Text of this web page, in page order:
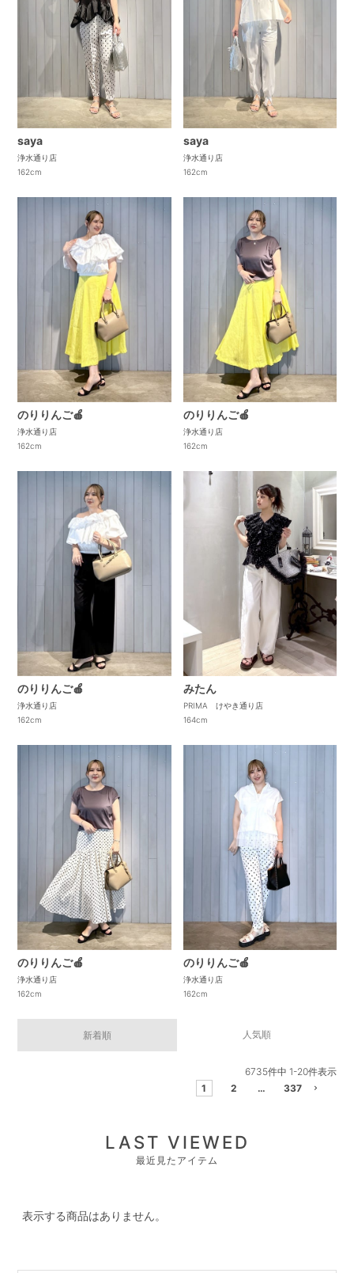
saya
浄水通り店
162cm
saya
浄水通り店
162cm
のりりんご🍎
浄水通り店
162cm
のりりんご🍎
浄水通り店
162cm
のりりんご🍎
浄水通り店
162cm
みたん
PRIMA けやき通り店
164cm
のりりんご🍎
浄水通り店
162cm
のりりんご🍎
浄水通り店
162cm
新着順 人気順
6735件中 1-20件表示
1
2 … 337
LAST VIEWED
最近見たアイテム
表示する商品はありません。